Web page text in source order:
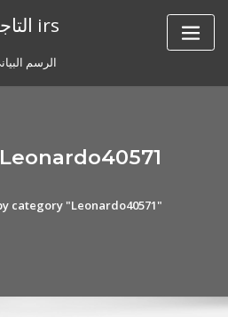
التاجر مقابل المستثمرون irs
الرسم
category "Leonardo40571"